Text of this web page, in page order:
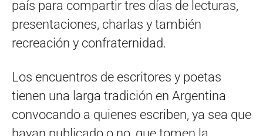
país para compartir tres días de lecturas,
presentaciones, charlas y también
recreación y confraternidad.
Los encuentros de escritores y poetas
tienen una larga tradición en Argentina
convocando a quienes escriben, ya sea que